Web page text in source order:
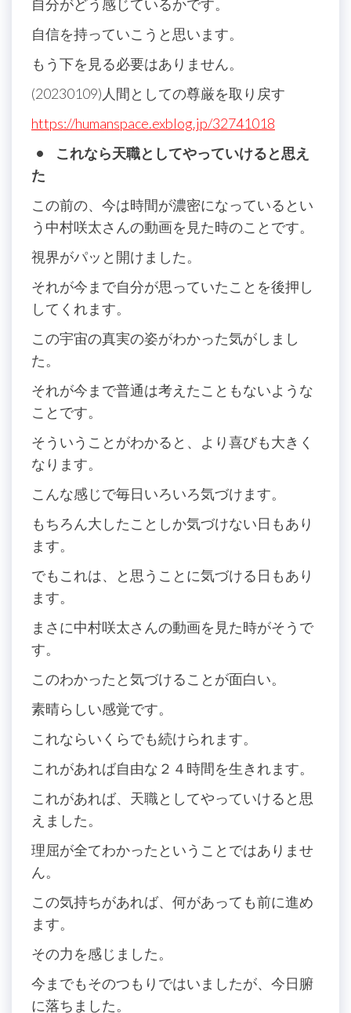
自分がどう感じているかです。
自信を持っていこうと思います。
もう下を見る必要はありません。
(20230109)人間としての尊厳を取り戻す
https://humanspace.exblog.jp/32741018
• これなら天職としてやっていけると思え
た
この前の、今は時間が濃密になっているとい
う中村咲太さんの動画を見た時のことです。
視界がパッと開けました。
それが今まで自分が思っていたことを後押し
してくれます。
この宇宙の真実の姿がわかった気がしまし
た。
それが今まで普通は考えたこともないような
ことです。
そういうことがわかると、より喜びも大きく
なります。
こんな感じで毎日いろいろ気づけます。
もちろん大したことしか気づけない日もあり
ます。
でもこれは、と思うことに気づける日もあり
ます。
まさに中村咲太さんの動画を見た時がそうで
す。
このわかったと気づけることが面白い。
素晴らしい感覚です。
これならいくらでも続けられます。
これがあれば自由な２４時間を生きれます。
これがあれば、天職としてやっていけると思
えました。
理屈が全てわかったということではありませ
ん。
この気持ちがあれば、何があっても前に進め
ます。
その力を感じました。
今までもそのつもりではいましたが、今日腑
に落ちました。